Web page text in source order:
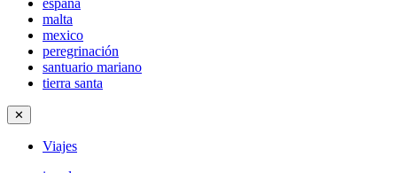
españa
malta
mexico
peregrinación
santuario mariano
tierra santa
✕
Viajes